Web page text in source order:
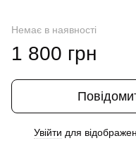
Немає в наявності
1 800 грн
Увійти для